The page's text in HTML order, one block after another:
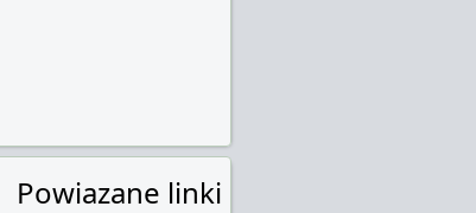
Powiazane linki